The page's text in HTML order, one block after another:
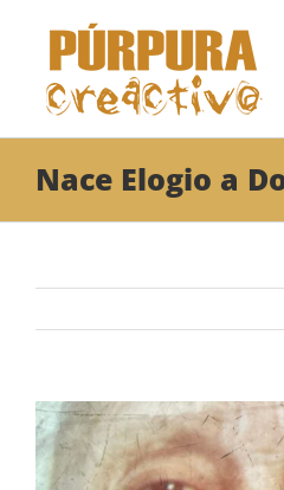
contenido
Nace Elogio a
Ver
imagen
más
grande